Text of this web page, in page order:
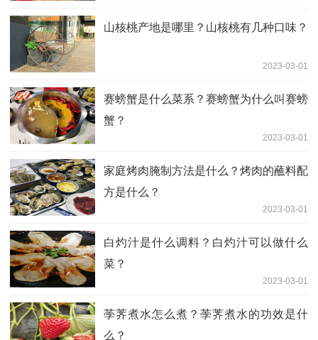
山核桃产地是哪里？山核桃有几种口味？
2023-03-01
赛螃蟹是什么菜系？赛螃蟹为什么叫赛螃
蟹？
2023-03-01
家庭烤肉腌制方法是什么？烤肉的蘸料配
方是什么？
2023-03-01
白灼汁是什么调料？白灼汁可以做什么
菜？
2023-03-01
荸荠煮水怎么煮？荸荠煮水的功效是什
么？